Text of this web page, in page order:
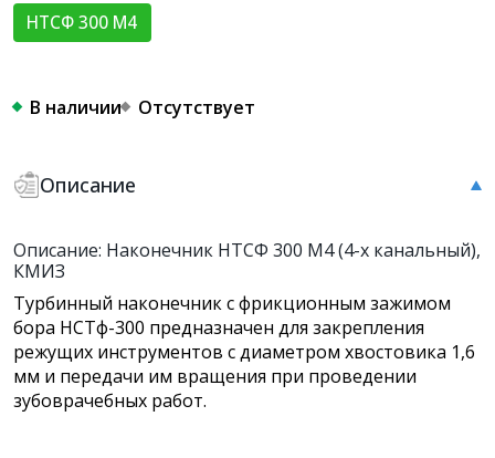
НТСФ 300 М4
В наличии Отсутствует
Описание
Описание: Наконечник НТСФ 300 М4 (4-х канальный),
КМИЗ
Турбинный наконечник с фрикционным зажимом
бора НСТф-300 предназначен для закрепления
режущих инструментов с диаметром хвостовика 1,6
мм и передачи им вращения при проведении
зубоврачебных работ.